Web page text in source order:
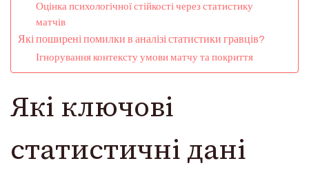
Оцінка психологічної стійкості через статистику
матчів
Які поширені помилки в аналізі статистики гравців?
Ігнорування контексту умови матчу та покриття
Які ключові
статистичні дані